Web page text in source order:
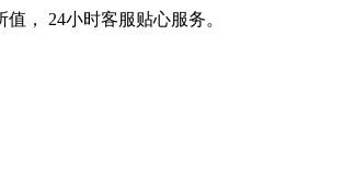
， 24小时客服贴心服务。